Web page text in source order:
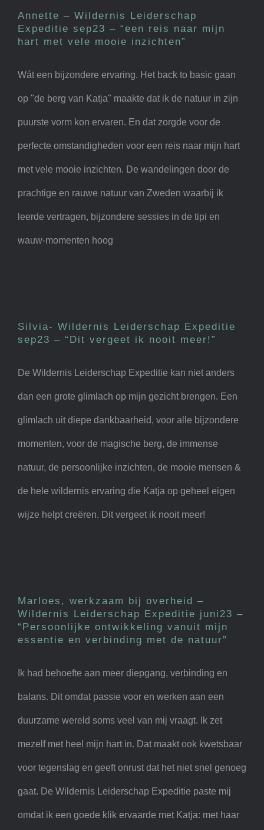
vele mooie inzichten”
Annette – Wildernis Leiderschap
Expeditie sep23 – “een reis naar mijn
hart met vele mooie inzichten”
Wát een bijzondere ervaring. Het back to basic gaan
op "de berg van Katja" maakte dat ik de natuur in zijn
puurste vorm kon ervaren. En dat zorgde voor de
perfecte omstandigheden voor een reis naar mijn hart
met vele mooie inzichten. De wandelingen door de
prachtige en rauwe natuur van Zweden waarbij ik
leerde vertragen, bijzondere sessies in de tipi en
wauw-momenten hoog
vergeet ik nooit meer!”
Silvia- Wildernis Leiderschap Expeditie
sep23 – “Dit vergeet ik nooit meer!”
De Wildernis Leiderschap Expeditie kan niet anders
dan een grote glimlach op mijn gezicht brengen. Een
glimlach uit diepe dankbaarheid, voor alle bijzondere
momenten, voor de magische berg, de immense
natuur, de persoonlijke inzichten, de mooie mensen &
de hele wildernis ervaring die Katja op geheel eigen
wijze helpt creëren. Dit vergeet ik nooit meer!
vanuit mijn essentie en
verbinding met de natuur”
Marloes, werkzaam bij overheid –
Wildernis Leiderschap Expeditie juni23 –
“Persoonlijke ontwikkeling vanuit mijn
essentie en verbinding met de natuur”
Ik had behoefte aan meer diepgang, verbinding en
balans. Dit omdat passie voor en werken aan een
duurzame wereld soms veel van mij vraagt. Ik zet
mezelf met heel mijn hart in. Dat maakt ook kwetsbaar
voor tegenslag en geeft onrust dat het niet snel genoeg
gaat. De Wildernis Leiderschap Expeditie paste mij
omdat ik een goede klik ervaarde met Katja: met haar